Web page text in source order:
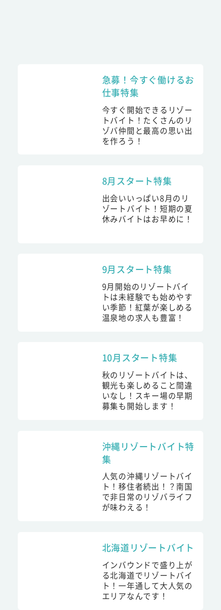
急募！今すぐ働けるお
仕事特集
今すぐ開始できるリゾー
トバイト！たくさんのリ
ゾバ仲間と最高の思い出
を作ろう！
8月スタート特集
出会いいっぱい8月のリ
ゾートバイト！短期の夏
休みバイトはお早めに！
9月スタート特集
9月開始のリゾートバイ
トは未経験でも始めやす
い季節！紅葉が楽しめる
温泉地の求人も豊富！
10月スタート特集
秋のリゾートバイトは、
観光も楽しめること間違
いなし！スキー場の早期
募集も開始します！
沖縄リゾートバイト特
集
人気の沖縄リゾートバイ
ト！移住者続出！？南国
で非日常のリゾバライフ
が味わえる！
北海道リゾートバイト
インバウンドで盛り上が
る北海道でリゾートバイ
ト！一年通して大人気の
エリアなんです！